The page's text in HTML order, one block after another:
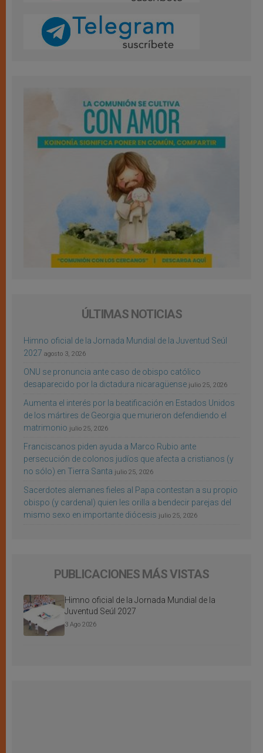
ÚLTIMAS NOTICIAS
Himno oficial de la Jornada Mundial de la Juventud Seúl
2027 agosto 3, 2026
ONU se pronuncia ante caso de obispo católico
desaparecido por la dictadura nicaragüense julio 25, 2026
Aumenta el interés por la beatificación en Estados Unidos
de los mártires de Georgia que murieron defendiendo el
matrimonio julio 25, 2026
Franciscanos piden ayuda a Marco Rubio ante
persecución de colonos judíos que afecta a cristianos (y
no sólo) en Tierra Santa julio 25, 2026
Sacerdotes alemanes fieles al Papa contestan a su propio
obispo (y cardenal) quien les orilla a bendecir parejas del
mismo sexo en importante diócesis julio 25, 2026
PUBLICACIONES MÁS VISTAS
Himno oficial de la Jornada Mundial de la
Juventud Seúl 2027
3 Ago 2026